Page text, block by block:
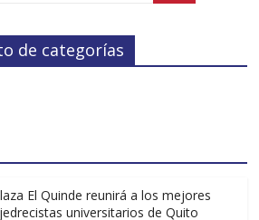
de categorías
El Quinde reunirá a los mejores
universitarios de Quito